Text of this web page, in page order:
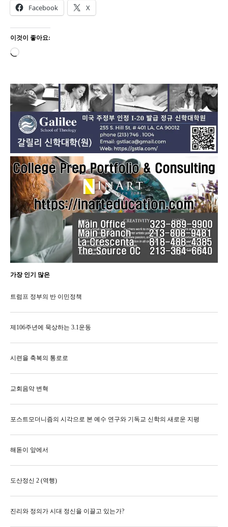
Facebook X
이것이 좋아요:
로
가장 인기 많은
트럼프 정부의 반 이민정책
제106주년에 묵상하는 3.1운동
시련을 축복의 통로로
교회음악 변혁
포스트모더니즘의 시각으로 본 예수 연구와 기독교 신학의 새로운 지평
해돋이 앞에서
도산정신 2 (역행)
진리와 정의가 시대 정신을 이끌고 있는가?